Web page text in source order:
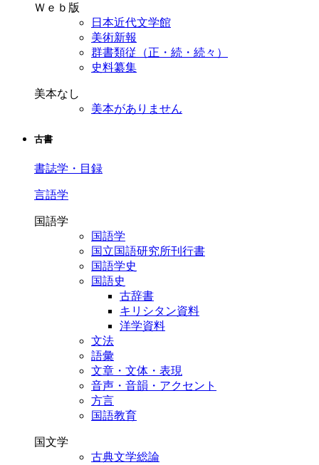
Ｗｅｂ版
日本近代文学館
美術新報
群書類従（正・続・続々）
史料纂集
美本なし
美本がありません
古書
書誌学・目録
言語学
国語学
国語学
国立国語研究所刊行書
国語学史
国語史
古辞書
キリシタン資料
洋学資料
文法
語彙
文章・文体・表現
音声・音韻・アクセント
方言
国語教育
国文学
古典文学総論